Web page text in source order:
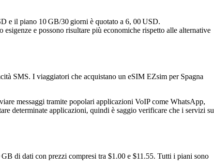
e il piano 10 GB/30 giorni è quotato a 6, 00 USD.
e possono risultare più economiche rispetto alle alternative
SMS. I viaggiatori che acquistano un eSIM EZsim per Spagna
messaggi tramite popolari applicazioni VoIP come WhatsApp,
determinate applicazioni, quindi è saggio verificare che i servizi su
di dati con prezzi compresi tra $1.00 e $11.55. Tutti i piani sono